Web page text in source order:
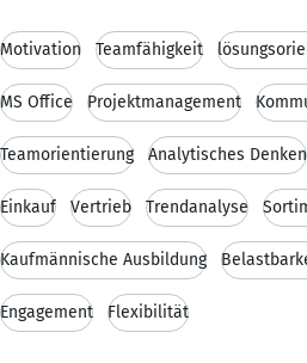
Motivation Teamfähigkeit
MS Office Projektmanagement
Teamorientierung Analytisches Denken
Einkauf Vertrieb Trendanalyse
Kaufmännische Ausbildung
Engagement Flexibilität